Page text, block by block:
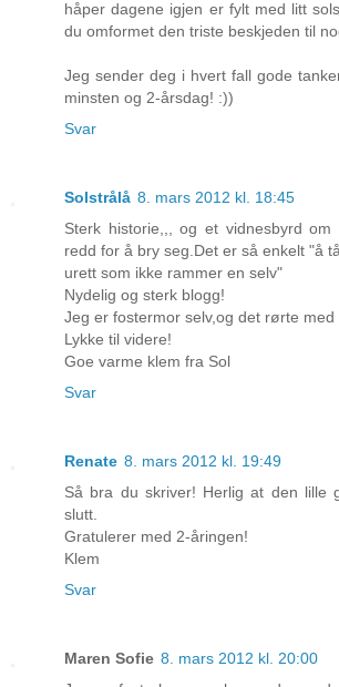
håper dagene igjen er fylt med litt
du omformet den triste beskjeden til
Jeg sender deg i hvert fall gode
minsten og 2-årsdag! :))
Svar
Solstrålå 8. mars 2012 kl. 18:45
Sterk historie,,, og et vidnesbyrd
redd for å bry seg.Det er så enkelt "å
urett som ikke rammer en selv"
Nydelig og sterk blogg!
Jeg er fostermor selv,og det rørte med
Lykke til videre!
Goe varme klem fra Sol
Svar
Renate 8. mars 2012 kl. 19:49
Så bra du skriver! Herlig at den lille
slutt.
Gratulerer med 2-åringen!
Klem
Svar
Maren Sofie 8. mars 2012 kl. 20:00